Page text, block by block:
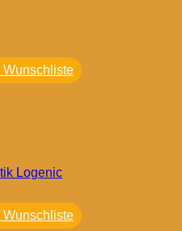
Wunschliste
Wunschliste